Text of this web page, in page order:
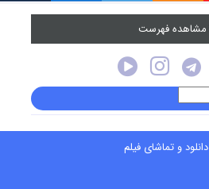
مشاهده فهرست
دانلود و تماشای فیلم